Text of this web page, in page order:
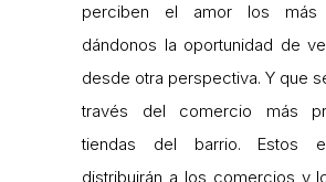
perciben el amor los más
dándonos la oportunidad de
desde otra perspectiva. Y que
través del comercio más
tiendas del barrio. Estos
distribuirán a los comercios y